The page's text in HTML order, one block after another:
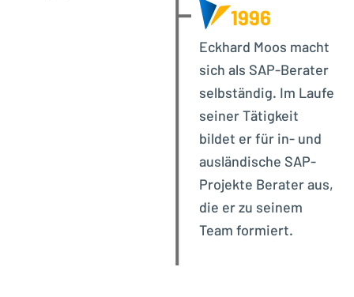
1996
Eckhard Moos macht
sich als SAP-Berater
selbständig. Im Laufe
seiner Tätigkeit
bildet er für in- und
ausländische SAP-
Projekte Berater aus,
die er zu seinem
Team formiert.